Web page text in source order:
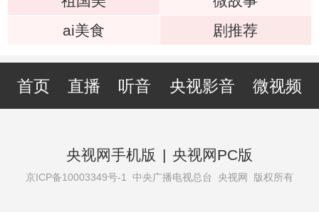
ai美食
剧推荐
首页 直播 听音 央视影音 微视频
央视网手机版 | 央视网PC版
京ICP备10003349号-1 中央广播电视总台 央视网 版权所有